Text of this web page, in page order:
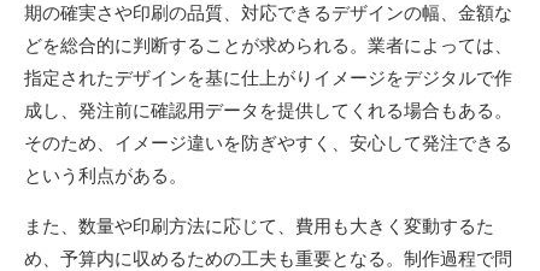
期の確実さや印刷の品質、対応できるデザインの幅、金額な
どを総合的に判断することが求められる。業者によっては、
指定されたデザインを基に仕上がりイメージをデジタルで作
成し、発注前に確認用データを提供してくれる場合もある。
そのため、イメージ違いを防ぎやすく、安心して発注できる
という利点がある。
また、数量や印刷方法に応じて、費用も大きく変動するた
め、予算内に収めるための工夫も重要となる。制作過程で問